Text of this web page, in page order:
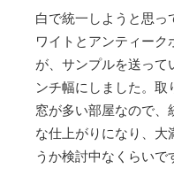
白で統一しようと思っ
ワイトとアンティーク
が、サンプルを送って
ンチ幅にしました。取
窓が多い部屋なので、
な仕上がりになり、大
うか検討中なくらいで